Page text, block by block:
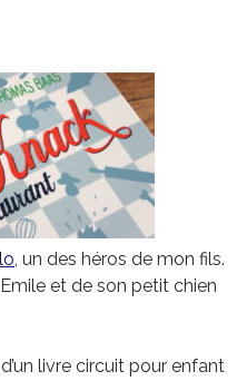
, un des héros de mon fils.
Emile et de son petit chien
livre circuit pour enfant